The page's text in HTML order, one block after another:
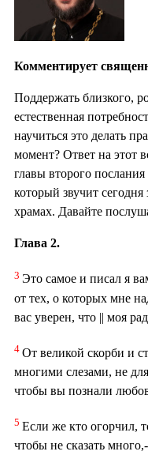
Комментирует
Поддержать близкого,
естественная
научиться это делать
момент? Ответ на этот
главы второго
который звучит
храмах. Давайте
Глава 2.
3 Это самое и писал я
от тех, о которых мне
вас уверен, что || моя
4 От великой скорби и
многими слезами, не
чтобы вы познали
5 Если же кто огорчил,
чтобы не сказать